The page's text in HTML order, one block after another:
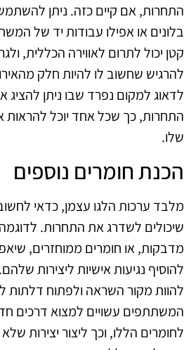
התחרות, אם קיים כזה. ניתן
בלונים או אפילו עבודות יד של
קטן יכול לתרום לאווירה הכללית,
להרגיש שחשוב לו להיות חלק
לדאוג למקום נפרד שבו ניתן להציג
התחרות, כך שכל אחד יוכל להראות
שלו.
הכנת חומרים נוספים
מלבד ערכות הלגו עצמן, כדאי
שיכולים לשדרג את התחרות.
מדבקות, או חומרים ממוחזרים,
להוסיף נגיעות אישיות ליצירות
להוות מקור השראה ולפתוח דלתות
המשתתפים עשויים למצוא דרכים
לחומרים הללו, וכך ליצור יצירות שלא